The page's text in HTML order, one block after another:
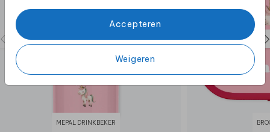
Accepteren
Weigeren
MEPAL DRINKBEKER